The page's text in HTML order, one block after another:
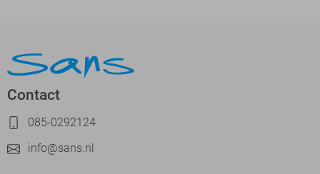
Contact
085-0292124
info@sans.nl